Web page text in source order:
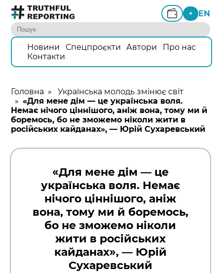
+ EN
Новини Спецпроєкти Автори
Про нас
Контакти
Головна »Українська молодь змінює світ
»«Для мене дім — це українська воля.
Немає нічого ціннішого, аніж вона, тому ми й
боремось, бо не зможемо ніколи жити в
російських кайданах», — Юрій Сухаревський
«Для мене дім — це
українська воля. Немає
нічого ціннішого, аніж
вона, тому ми й боремось,
бо не зможемо ніколи
жити в російських
кайданах», — Юрій
Сухаревський